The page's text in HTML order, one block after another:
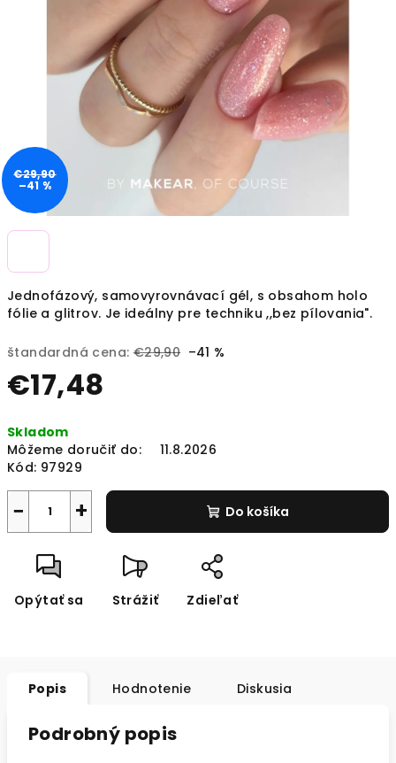
Jednofázový, samovyrovnávací gél, s obsahom holo
fólie a glitrov. Je ideálny pre techniku ,,bez pílovania".
štandardná cena: €29,90 –41 %
€17,48
cena:
Skladom
Môžeme doručiť do:
11.8.2026
Kód: 97929
+
− Do košíka
Opýtať sa Strážiť Zdieľať
€29,90
–41 %
Popis Hodnotenie Diskusia
Podrobný popis